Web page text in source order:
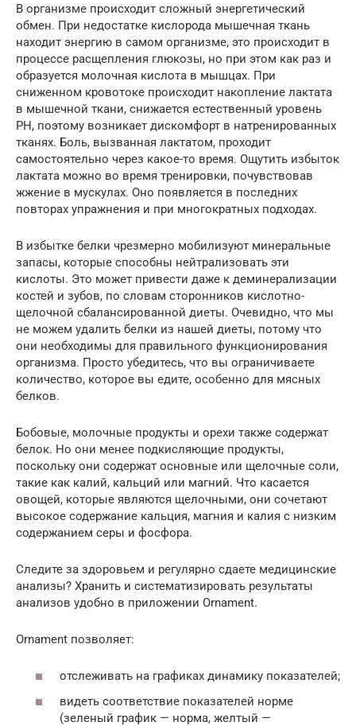
В организме происходит сложный энергетический
обмен. При недостатке кислорода мышечная ткань
находит энергию в самом организме, это происходит в
процессе расщепления глюкозы, но при этом как раз и
образуется молочная кислота в мышцах. При
сниженном кровотоке происходит накопление лактата
в мышечной ткани, снижается естественный уровень
PH, поэтому возникает дискомфорт в натренированных
тканях. Боль, вызванная лактатом, проходит
самостоятельно через какое-то время. Ощутить избыток
лактата можно во время тренировки, почувствовав
жжение в мускулах. Оно появляется в последних
повторах упражнения и при многократных подходах.
В избытке белки чрезмерно мобилизуют минеральные
запасы, которые способны нейтрализовать эти
кислоты. Это может привести даже к деминерализации
костей и зубов, по словам сторонников кислотно-
щелочной сбалансированной диеты. Очевидно, что мы
не можем удалить белки из нашей диеты, потому что
они необходимы для правильного функционирования
организма. Просто убедитесь, что вы ограничиваете
количество, которое вы едите, особенно для мясных
белков.
Бобовые, молочные продукты и орехи также содержат
белок. Но они менее подкисляющие продукты,
поскольку они содержат основные или щелочные соли,
такие как калий, кальций или магний. Что касается
овощей, которые являются щелочными, они сочетают
высокое содержание кальция, магния и калия с низким
содержанием серы и фосфора.
Следите за здоровьем и регулярно сдаете медицинские
анализы? Хранить и систематизировать результаты
анализов удобно в приложении Ornament.
Ornament позволяет:
отслеживать на графиках динамику показателей;
видеть соответствие показателей норме
(зеленый график — норма, желтый —